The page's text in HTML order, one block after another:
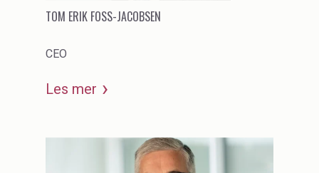
Industrial Binders
Leather Tanning
Mineral Processing
TOM ERIK FOSS-JACOBSEN
CEO
Les mer